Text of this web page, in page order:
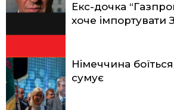
Екс-дочка
хоче імпортувати
Німеччина
сумує